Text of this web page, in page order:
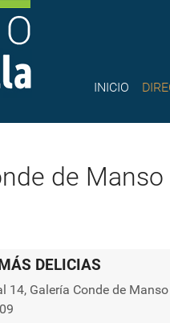
INICIO
de Manso
DELICIAS
14, Galería Conde de Manso